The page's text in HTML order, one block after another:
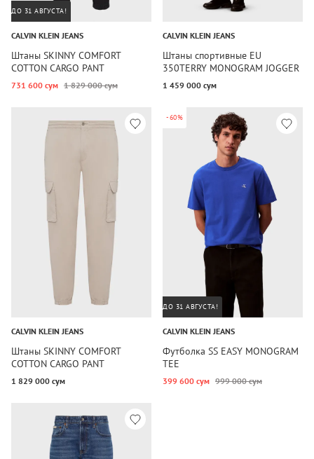
ДО 31 АВГУСТА!
CALVIN KLEIN JEANS
Штаны SKINNY COMFORT
COTTON CARGO PANT
731 600 сум 1 829 000 сум
CALVIN KLEIN JEANS
Штаны спортивные EU
350TERRY MONOGRAM JOGGER
1 459 000 сум
CALVIN KLEIN JEANS
Штаны SKINNY COMFORT
COTTON CARGO PANT
1 829 000 сум
-60%
ДО 31 АВГУСТА!
CALVIN KLEIN JEANS
Футболка SS EASY MONOGRAM
TEE
399 600 сум 999 000 сум